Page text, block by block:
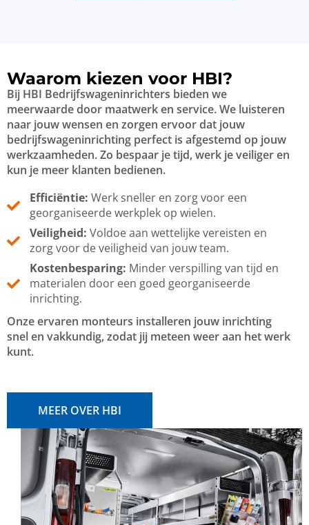
Waarom kiezen voor HBI?
Bij HBI Bedrijfswageninrichters bieden we
meerwaarde door maatwerk en service. We luisteren
naar jouw wensen en zorgen ervoor dat jouw
bedrijfswageninrichting perfect is afgestemd op jouw
werkzaamheden. Zo bespaar je tijd, werk je veiliger en
kun je meer klanten bedienen.
Efficiëntie: Werk sneller en zorg voor een
georganiseerde werkplek op wielen.
Veiligheid: Voldoe aan wettelijke vereisten en
zorg voor de veiligheid van jouw team.
Kostenbesparing: Minder verspilling van tijd en
materialen door een goed georganiseerde
inrichting.
Onze ervaren monteurs installeren jouw inrichting
snel en vakkundig, zodat jij meteen weer aan het werk
kunt.
MEER OVER HBI